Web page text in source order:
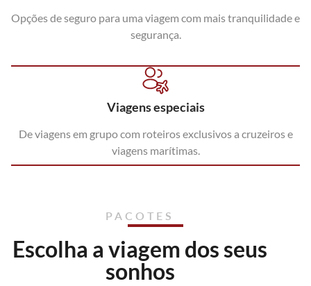
Opções de seguro para uma viagem com mais tranquilidade e
segurança.
Viagens especiais
De viagens em grupo com roteiros exclusivos a cruzeiros e
viagens marítimas.
PACOTES
Escolha a viagem dos seus
sonhos